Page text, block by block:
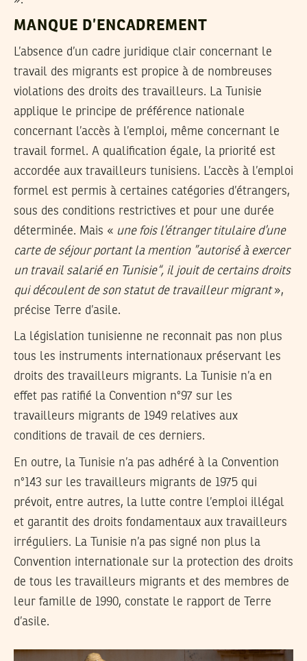
MANQUE D’ENCADREMENT
L’absence d’un cadre juridique clair concernant le
travail des migrants est propice à de nombreuses
violations des droits des travailleurs. La Tunisie
applique le principe de préférence nationale
concernant l’accès à l’emploi, même concernant le
travail formel. A qualification égale, la priorité est
accordée aux travailleurs tunisiens. L’accès à l’emploi
formel est permis à certaines catégories d’étrangers,
sous des conditions restrictives et pour une durée
déterminée. Mais « une fois l’étranger titulaire d’une
carte de séjour portant la mention ”autorisé à exercer
un travail salarié en Tunisie“, il jouit de certains droits
qui découlent de son statut de travailleur migrant»,
précise Terre d’asile.
La législation tunisienne ne reconnait pas non plus
tous les instruments internationaux préservant les
droits des travailleurs migrants. La Tunisie n’a en
effet pas ratifié la Convention n°97 sur les
travailleurs migrants de 1949 relatives aux
conditions de travail de ces derniers.
En outre, la Tunisie n’a pas adhéré à la Convention
n°143 sur les travailleurs migrants de 1975 qui
prévoit, entre autres, la lutte contre l’emploi illégal
et garantit des droits fondamentaux aux travailleurs
irréguliers. La Tunisie n’a pas signé non plus la
Convention internationale sur la protection des droits
de tous les travailleurs migrants et des membres de
leur famille de 1990, constate le rapport de Terre
d’asile.